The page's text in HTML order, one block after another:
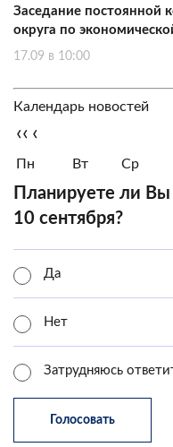
Заседание постоянной
округа по
17.09 в 10:00
Календарь новостей
‹‹ ‹
Пн Вт Ср
Планируете ли
10 сентября?
Да
Нет
Затрудняюсь